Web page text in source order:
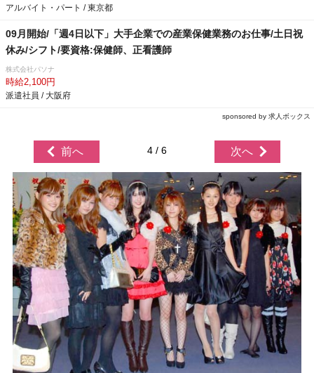
アルバイト・パート / 東京都
09月開始/「週4日以下」大手企業での産業保健業務のお仕事/土日祝
休み/シフト/要資格:保健師、正看護師
株式会社パソナ
時給2,100円
派遣社員 / 大阪府
sponsored by 求人ボックス
前へ 4 / 6 次へ